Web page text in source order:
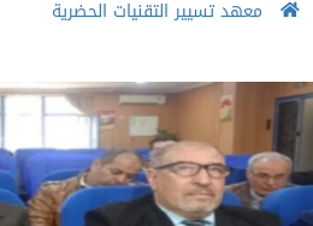
معهد تسيير التقنيات الحضرية